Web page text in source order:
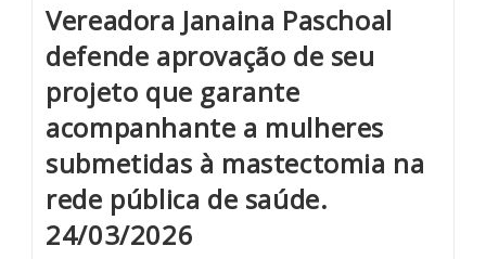
Vereadora Janaina Paschoal
defende aprovação de seu
projeto que garante
acompanhante a mulheres
submetidas à mastectomia na
rede pública de saúde.
24/03/2026